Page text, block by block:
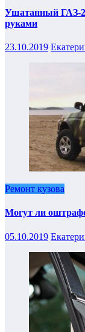
Ушатанный ГАЗ-
руками
23.10.2019
Ремонт кузова
Могут ли
05.10.2019